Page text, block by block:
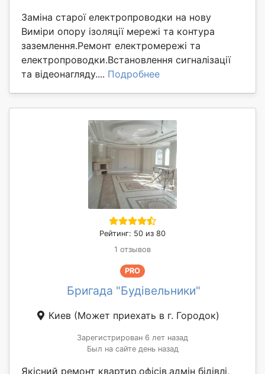
Заміна старої електропроводки на нову
Виміри опору ізоляції мережі та контура
заземлення.Ремонт електромережі та
електропроводки.Встановлення сигналізації
та відеонагляду.... Подробнее
Рейтинг: 50 из 80
1 отзывов
PRO
Бригада "Будівельники"
Киев (Может приехать в г. Городок)
Зарегистрирован 6 лет назад
Был на сайте день назад
Якісний ремонт квартир,офісів,адмін бідівлі,